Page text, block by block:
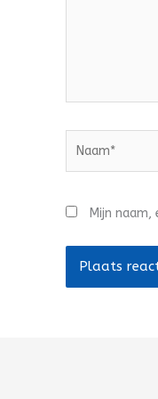
Mijn